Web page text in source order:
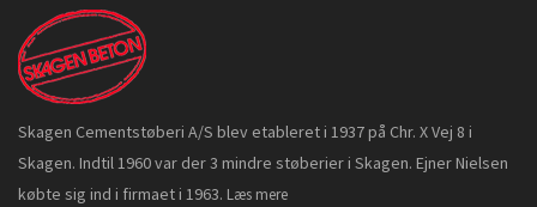
Skagen Cementstøberi A/S blev etableret i 1937 på Chr. X Vej 8 i
Skagen. Indtil 1960 var der 3 mindre støberier i Skagen. Ejner Nielsen
købte sig ind i firmaet i 1963. Læs mere